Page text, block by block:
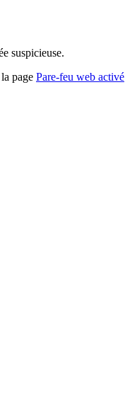
suspicieuse.
page Pare-feu web activé